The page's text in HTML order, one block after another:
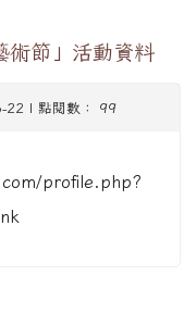
術節」活動資料
22 | 點閱數： 99
profile.php?